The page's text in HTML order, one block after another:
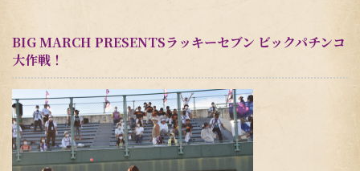
BIG MARCH PRESENTSラッキーセブン ビックパチンコ
大作戦！